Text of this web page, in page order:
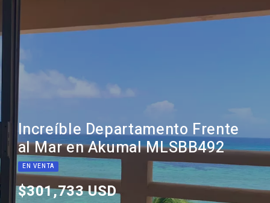
Increíble Departamento Frente
al Mar en Akumal MLSBB492
EN VENTA
$301,733 USD